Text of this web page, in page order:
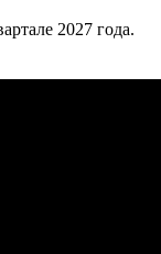
2027 года.